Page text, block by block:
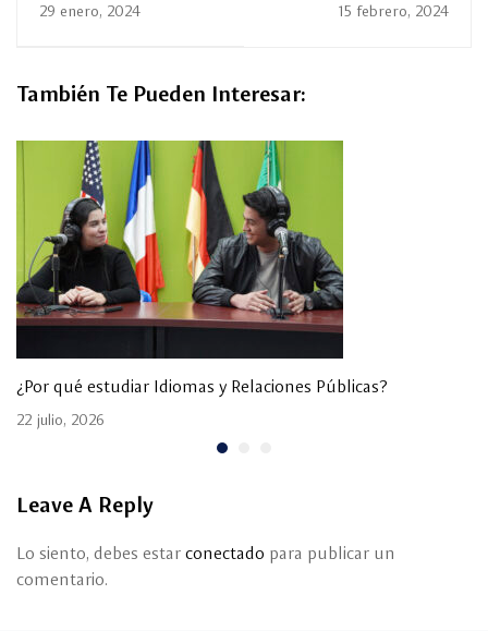
29 enero, 2024 15 febrero, 2024
También Te Pueden Interesar:
¿Por qué estudiar Idiomas y Relaciones Públicas?
22 julio, 2026
Leave A Reply
Lo siento, debes estar conectado para publicar un
comentario.